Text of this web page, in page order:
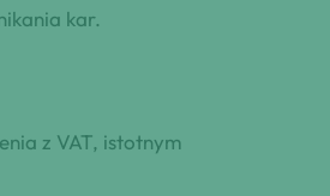
kar.
z VAT, istotnym